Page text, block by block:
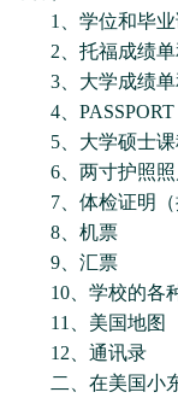
1、学位和毕业
2、托福成绩单
3、大学成绩单
4、PASSPORT
5、大学硕士课
6、两寸护照照
7、体检证明（
8、机票
9、汇票
10、学校的各
11、美国地图
12、通讯录
二、在美国小东